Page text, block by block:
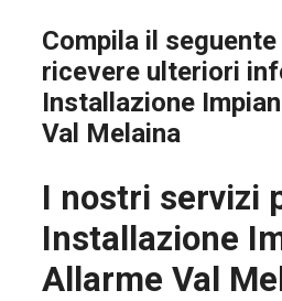
Compila il
ricevere ulteriori
Installazione
Val Melaina
I nostri servizi
Installazione
Allarme Val